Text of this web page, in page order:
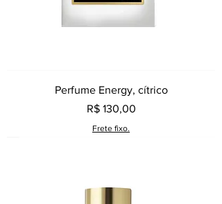
Perfume Energy, cítrico
Preço
R$ 130,00
Frete fixo.